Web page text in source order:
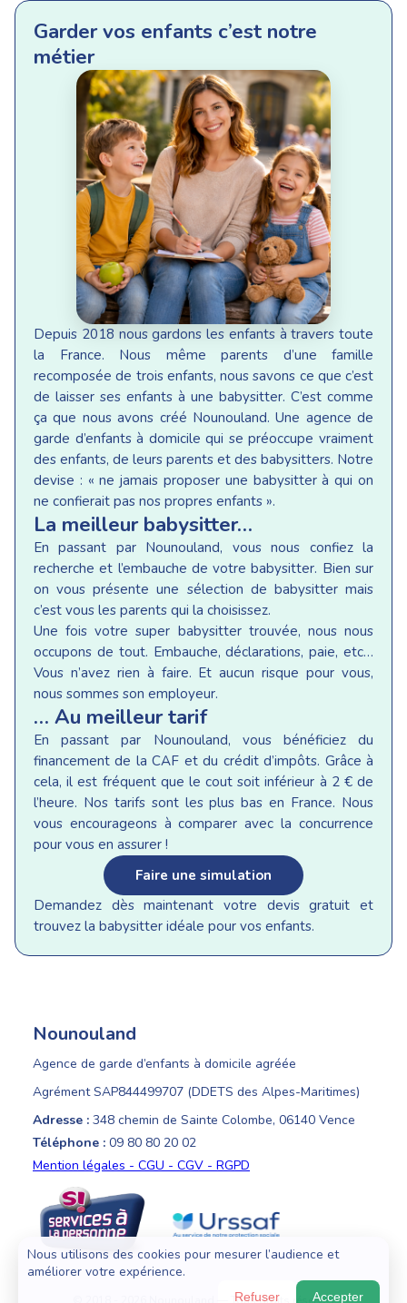
Garder vos enfants c’est notre
métier
Depuis 2018 nous gardons les enfants à travers toute
la France. Nous même parents d’une famille
recomposée de trois enfants, nous savons ce que c’est
de laisser ses enfants à une babysitter. C’est comme
ça que nous avons créé Nounouland. Une agence de
garde d’enfants à domicile qui se préoccupe vraiment
des enfants, de leurs parents et des babysitters. Notre
devise : « ne jamais proposer une babysitter à qui on
ne confierait pas nos propres enfants ».
La meilleur babysitter…
En passant par Nounouland, vous nous confiez la
recherche et l’embauche de votre babysitter. Bien sur
on vous présente une sélection de babysitter mais
c’est vous les parents qui la choisissez.
Une fois votre super babysitter trouvée, nous nous
occupons de tout. Embauche, déclarations, paie, etc…
Vous n’avez rien à faire. Et aucun risque pour vous,
nous sommes son employeur.
… Au meilleur tarif
En passant par Nounouland, vous bénéficiez du
financement de la CAF et du crédit d’impôts. Grâce à
cela, il est fréquent que le cout soit inférieur à 2 € de
l’heure. Nos tarifs sont les plus bas en France. Nous
vous encourageons à comparer avec la concurrence
pour vous en assurer !
Faire une simulation
Demandez dès maintenant votre devis gratuit et
trouvez la babysitter idéale pour vos enfants.
Nounouland
Agence de garde d’enfants à domicile agréée
Agrément SAP844499707 (DDETS des Alpes-Maritimes)
Adresse : 348 chemin de Sainte Colombe, 06140 Vence
Téléphone : 09 80 80 20 02
Mention légales - CGU - CGV - RGPD
© 2018 - 2026 Nounouland — Tous droits réservés
Nous utilisons des cookies pour mesurer l’audience et
améliorer votre expérience.
Refuser Accepter